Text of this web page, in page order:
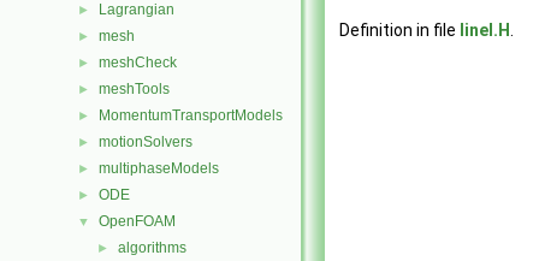
► Lagrangian
► mesh
► meshCheck
► meshTools
► MomentumTransportModels
► motionSolvers
► multiphaseModels
► ODE
▼ OpenFOAM
► algorithms
Definition in file lineI.H